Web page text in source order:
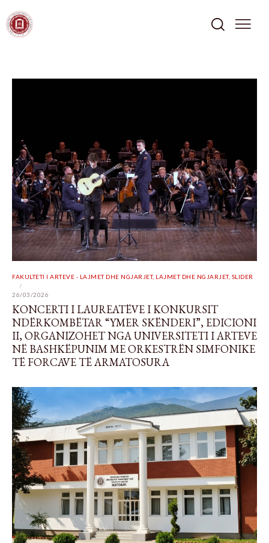
FAKULTETI I ARTEVE - LAJMET DHE NGJARJET, LAJMET DHE NGJARJET, SLIDER
26/03/2026
KONCERTI I LAUREATËVE I KONKURSIT
NDËRKOMBËTAR “YMER SKËNDERI”, EDICIONI
II, ORGANIZOHET NGA UNIVERSITETI I ARTEVE
NË BASHKËPUNIM ME ORKESTRËN SIMFONIKE
TË FORCAVE TË ARMATOSURA